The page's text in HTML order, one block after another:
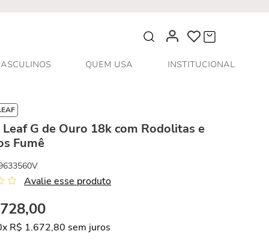
O que você procura?
QUEM USA
INSTITUCIONAL
G de Ouro 18k com Rodolitas e
Fumê
Avalie esse produto
728,00
x R$ 1.672,80 sem juros